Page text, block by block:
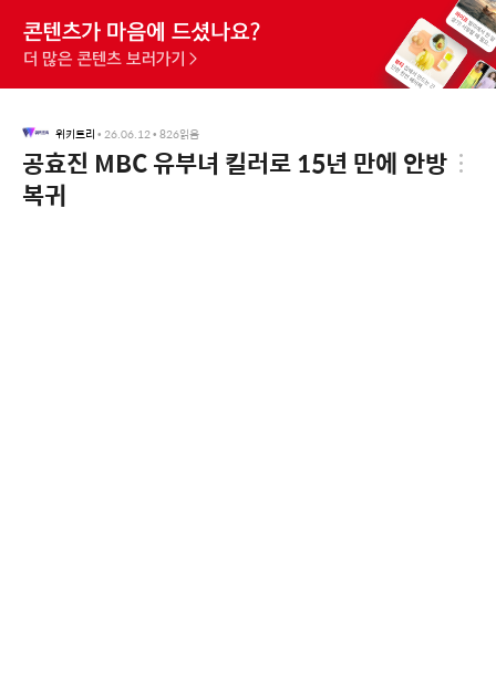
위키트리 • 26.06.12 • 826읽음
공효진 MBC 유부녀 킬러로 15년 만에 안방
복귀